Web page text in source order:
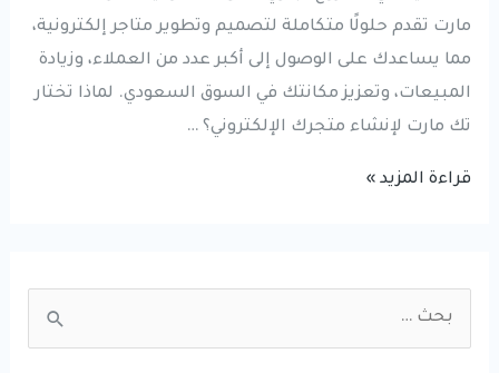
مارت تقدم حلولًا متكاملة لتصميم وتطوير متاجر إلكترونية،
مما يساعدك على الوصول إلى أكبر عدد من العملاء، وزيادة
المبيعات، وتعزيز مكانتك في السوق السعودي. لماذا تختار
تك مارت لإنشاء متجرك الإلكتروني؟ …
انشاء
السعودية
|
قراءة المزيد »